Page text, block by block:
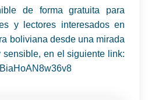
de forma gratuita para
y lectores interesados en
boliviana desde una mirada
sensible, en el siguiente link: